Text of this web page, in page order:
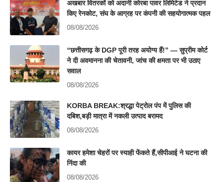
अखबार वितरकों को अदानी कोरबा पावर लिमिटेड ने प्रदान
किए रेनकोट, संघ के आग्रह पर कंपनी की सहयोगात्मक पहल
08/08/2026
“छत्तीसगढ़ के DGP पूरी तरह अयोग्य हैं!” — सुप्रीम कोर्ट
ने दी अवमानना की चेतावनी, जांच की क्षमता पर भी उठाए
सवाल
08/08/2026
KORBA BREAK:श्रद्धा पेट्रोल पंप में पुलिस की
दबिश,बड़ी मात्रा में नकली उत्पाद बरामद
08/08/2026
कायर हमेशा चेहरों पर स्याही फेंकते हैं,सीपीआई ने घटना की
निंदा की
08/08/2026